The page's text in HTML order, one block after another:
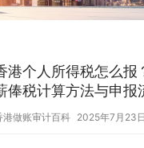
港个人所得税怎么报
俸税计算方法与申报
港做账审计百科 2025年7月23日